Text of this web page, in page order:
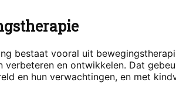
bestaat vooral uit
verbeteren en ontwikkelen. Dat
en hun verwachtingen, en met